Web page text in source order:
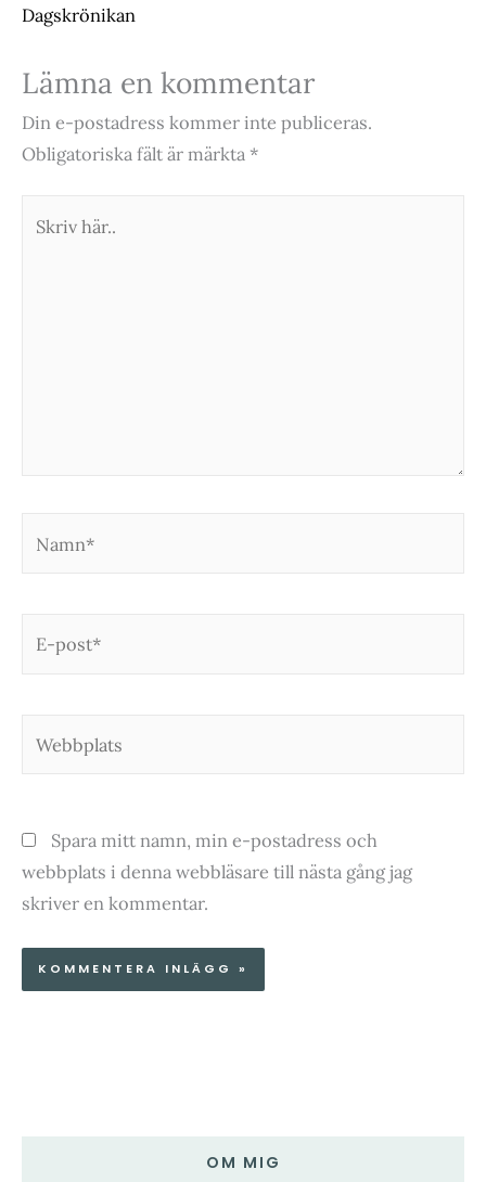
Dagskrönikan
Lämna en kommentar
Din e-postadress kommer inte publiceras.
Obligatoriska fält är märkta *
här..
post*
Spara mitt namn, min e-postadress och
webbplats i denna webbläsare till nästa gång jag
skriver en kommentar.
OM MIG